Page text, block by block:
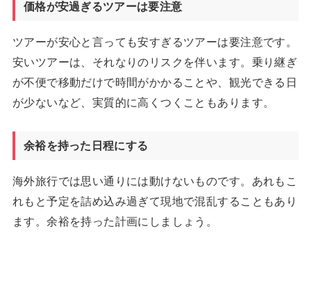
価格が安過ぎるツアーは要注意
ツアーが安心と言っても安すぎるツアーは要注意です。
安いツアーは、それなりのリスクを伴います。乗り継ぎ
が不便で移動だけで時間がかかることや、観光できる日
が少ないなど、実質的に高くつくこともあります。
余裕を持った日程にする
海外旅行では思い通りには動けないものです。あれもこ
れもと予定を詰め込み過ぎて現地で混乱することもあり
ます。余裕を持った計画にしましょう。